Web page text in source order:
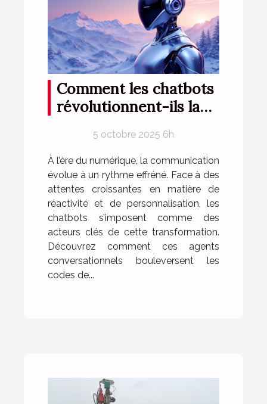
Comment les chatbots
révolutionnent-ils la
numérique ?
5 octobre 2025 6h
À l’ère du numérique, la communication
évolue à un rythme effréné. Face à des
attentes croissantes en matière de
réactivité et de personnalisation, les
chatbots s’imposent comme des
acteurs clés de cette transformation.
Découvrez comment ces agents
conversationnels bouleversent les
codes de...